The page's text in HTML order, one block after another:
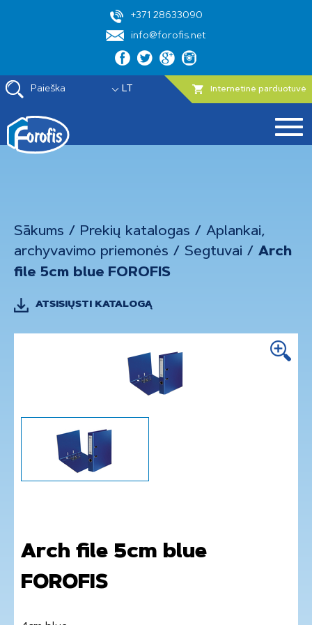
+371 28633090
info@forofis.net
Paieška LT Internetinė parduotuvė
Sākums / Prekių katalogas / Aplankai,
archyvavimo priemonės / Segtuvai / Arch
file 5cm blue FOROFIS
ATSISIŲSTI KATALOGĄ
Arch file 5cm blue
FOROFIS